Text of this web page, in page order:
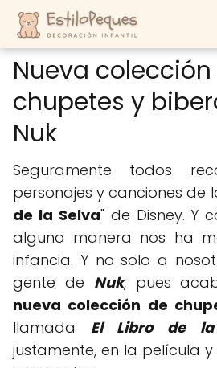
Nueva
chupetes y
Nuk
Seguramente todos
personajes y canciones de
de la Selva" de Disney. Y
alguna manera nos ha
infancia. Y no solo a
gente de Nuk, pues
nueva colección de
llamada El Libro de la
justamente, en la película